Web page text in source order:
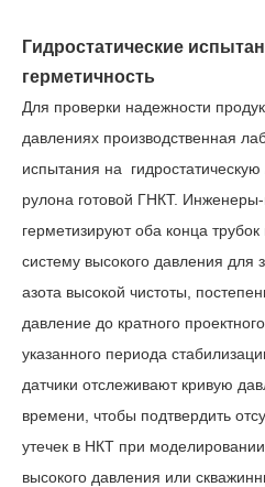
Гидростатические
герметичность
Для проверки надежности
давлениях производственная
испытания на
гидростатическую
рулона готовой ГНКТ.
герметизируют оба конца
систему высокого давления для
азота высокой чистоты,
давление до кратного
указанного периода
датчики отслеживают кривую
времени, чтобы подтвердить
утечек в НКТ при
высокого давления или